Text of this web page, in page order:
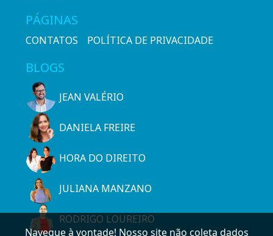
PÁGINAS
CONTATOS POLÍTICA DE PRIVACIDADE
BLOGS
JEAN VALÉRIO
DANIELA FREIRE
HORA DO DIREITO
JULIANA MANZANO
RODRIGO LOUREIRO
Navegue à vontade! Nosso site não coleta dados